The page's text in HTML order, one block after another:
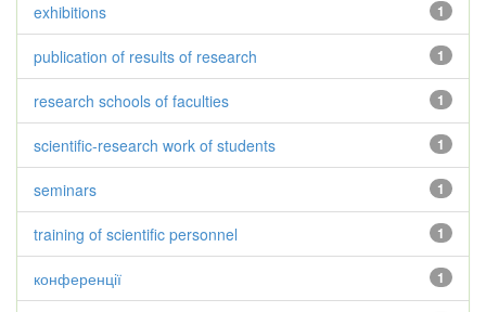
1
exhibitions
1
publication of results of research
1
research schools of faculties
1
scientific-research work of students
1
seminars
1
training of scientific personnel
1
конференції